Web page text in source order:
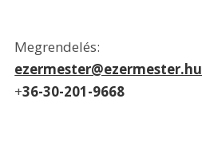
Megrendelés:
ezermester@ezermester.hu
+36-30-201-9668